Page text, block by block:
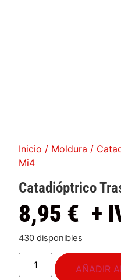
Inicio / Moldura /
Mi4
Catadióptrico
8,95 € +
430 disponibles
AÑADIR